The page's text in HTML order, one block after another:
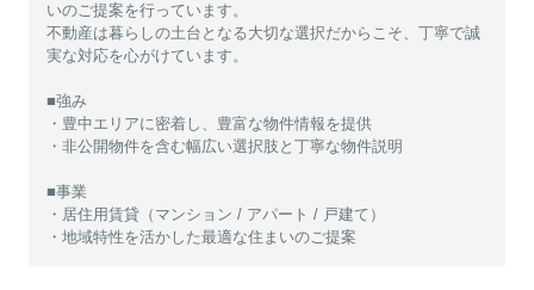
いのご提案を行っています。
不動産は暮らしの土台となる大切な選択だからこそ、丁寧で誠
実な対応を心がけています。
■強み
・豊中エリアに密着し、豊富な物件情報を提供
・非公開物件を含む幅広い選択肢と丁寧な物件説明
■事業
・居住用賃貸（マンション / アパート / 戸建て）
・地域特性を活かした最適な住まいのご提案